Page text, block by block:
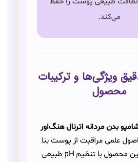
می‌کند.
ویژگی‌ها و ترکیبات
محصول
بدن مردانه اترنال هنگ‌اور
اصول علمی مراقبت از پوست بنا
شده است. این محصول با تنظیم pH طبیعی